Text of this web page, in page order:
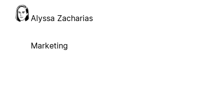
Alyssa Zacharias
Marketing